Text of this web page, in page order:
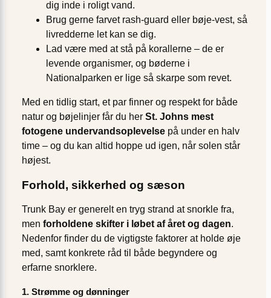
dig inde i roligt vand.
Brug gerne farvet rash-guard eller bøje-vest, så
livredderne let kan se dig.
Lad være med at stå på korallerne – de er
levende organismer, og bøderne i
Nationalparken er lige så skarpe som revet.
Med en tidlig start, et par finner og respekt for både
natur og bøjelinjer får du her St. Johns mest
fotogene undervandsoplevelse på under en halv
time – og du kan altid hoppe ud igen, når solen står
højest.
Forhold, sikkerhed og sæson
Trunk Bay er generelt en tryg strand at snorkle fra,
men forholdene skifter i løbet af året og dagen.
Nedenfor finder du de vigtigste faktorer at holde øje
med, samt konkrete råd til både begyndere og
erfarne snorklere.
1. Strømme og dønninger